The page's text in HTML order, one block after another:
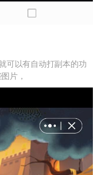
可以有自动打副本的功
片，